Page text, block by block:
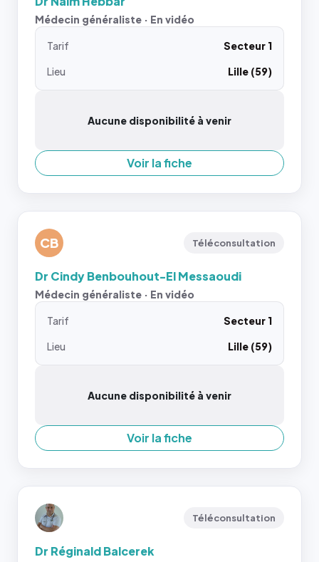
Médecin généraliste · En vidéo
Tarif
Secteur 1
Lieu
Lille (59)
Aucune disponibilité à venir
Voir la fiche
CB Téléconsultation
Dr Cindy Benbouhout-El Messaoudi
Médecin généraliste · En vidéo
Tarif
Secteur 1
Lieu
Lille (59)
Aucune disponibilité à venir
Voir la fiche
Téléconsultation
Dr Réginald Balcerek